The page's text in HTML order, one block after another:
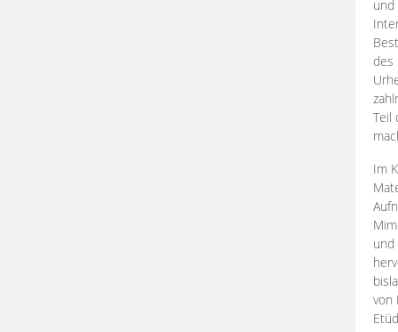
des
Teil
Im
und
von